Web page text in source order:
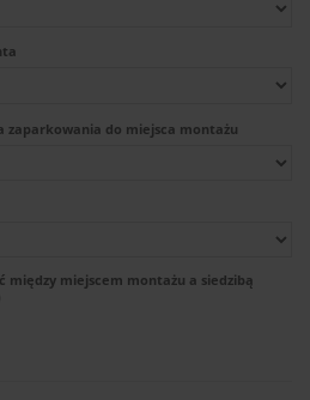
zaparkowania do miejsca montażu
między miejscem montażu a siedzibą